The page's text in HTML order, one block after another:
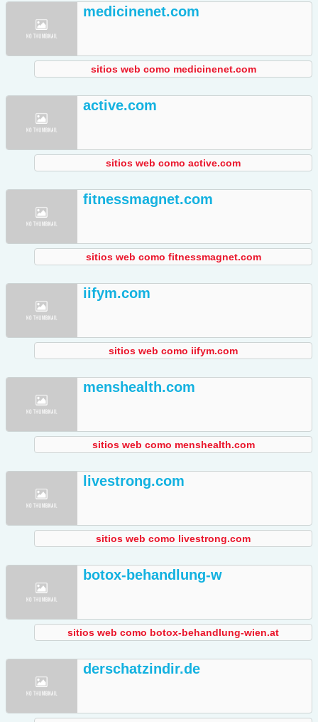
medicinenet.com
sitios web como medicinenet.com
active.com
sitios web como active.com
fitnessmagnet.com
sitios web como fitnessmagnet.com
iifym.com
sitios web como iifym.com
menshealth.com
sitios web como menshealth.com
livestrong.com
sitios web como livestrong.com
botox-behandlung-w
sitios web como botox-behandlung-wien.at
derschatzindir.de